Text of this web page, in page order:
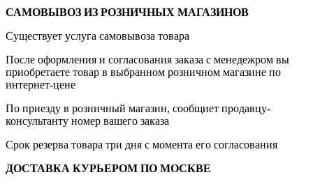
САМОВЫВОЗ ИЗ РОЗНИЧНЫХ МАГАЗИНОВ
Существует услуга самовывоза товара
После оформления и согласования заказа с менедежром вы
приобретаете товар в выбранном розничном магазине по
интернет-цене
По приезду в розничный магазин, сообщиет продавцу-
консультанту номер вашего заказа
Срок резерва товара три дня с момента его согласования
ДОСТАВКА КУРЬЕРОМ ПО МОСКВЕ